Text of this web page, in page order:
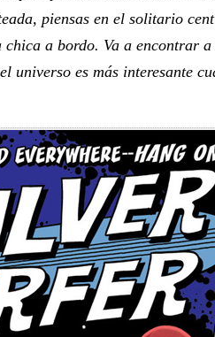
piensas en el solitario
chica a bordo. Va a encontrar
universo es más interesante